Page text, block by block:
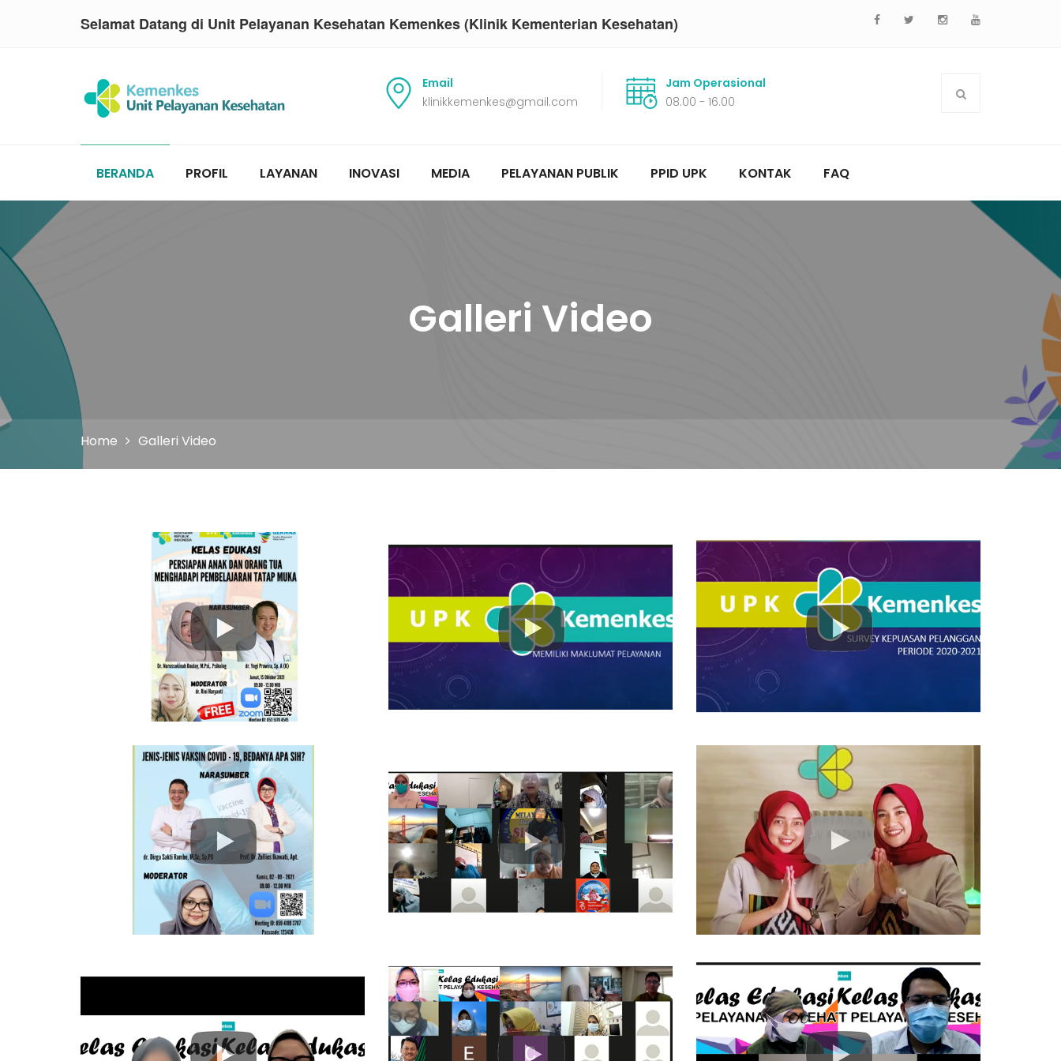
Selamat Datang di Unit Pelayanan Kesehatan Kemenkes (Klinik Kementerian Kesehatan)
Email
klinikkemenkes@gmail.com
Jam Operasional
08.00 - 16.00
BERANDA PROFIL LAYANAN INOVASI MEDIA PELAYANAN PUBLIK PPID UPK KONTAK FAQ
Galleri Video
Home Galleri Video
15 Oct 2021 16:30
Maklumat Pelayanan UPK Kemenkes RI
13 Sep 2021 16:35
Hasil Survey Kepuasan Pelanggan
Periode 2020-2021 Unit Pelayanan
Kesehatan RI
02 Sep 2021 16:40
Untuk Ibu Hamil Dan Anak - Anak"
06 Aug 2021 16:45
Profil Unit Pelayanan Kesehatan
Kementerian Kesehatan RI